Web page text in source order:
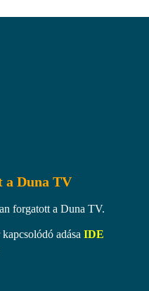
a Duna TV
forgatott a Duna TV.
adása IDE